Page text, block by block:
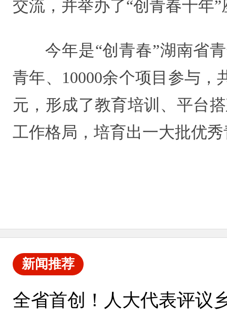
交流，并举办了“创青春十年
今年是“创青春”湖南省
青年、10000余个项目参与，
元，形成了教育培训、平台
工作格局，培育出一大批优
新闻推荐
全省首创！人大代表评议